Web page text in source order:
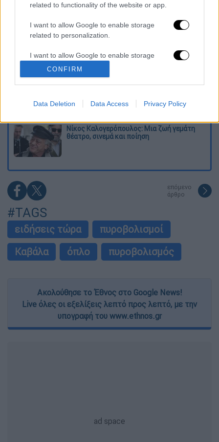
related to functionality of the website or app.
I want to allow Google to enable storage
related to personalization.
I want to allow Google to enable storage
related to security, including authentication
functionality and fraud prevention, and other
user protection.
CONFIRM
Data Deletion Data Access Privacy Policy
Το φθινοπωρινό σχέδιο Ανδρουλάκη: Η
έως τη ΔΕΘ
Η παγίδα του Ορμούζ για τον Τραμπ και το
επικίνδυνο στοίχημα της Τεχεράνης - Ποιος
θα λυγίσει πρώτος
Αυξημένες περιπολίες και drones
Νίκος Καλογερόπουλος: Μια ζωή γεμάτη
θέατρο, σινεμά και ποίηση
επόμενο
άρθρο
#TAGS
ειδήσεις τώρα
πυροβολισμοί
Καβάλα
όπλο πυροβολισμός
Ακολούθησε το Έθνος στο Google News!
Live όλες οι εξελίξεις λεπτό προς λεπτό, με την
υπογραφή του www.ethnos.gr